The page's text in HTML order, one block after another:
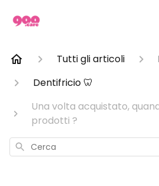
Tutti gli articoli
Dentifricio 🦷
Una volta acquistato,
prodotti ?
Cerca